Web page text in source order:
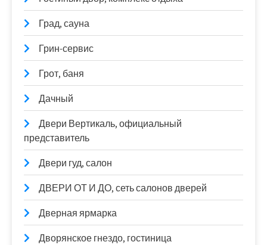
Град, сауна
Грин-сервис
Грот, баня
Дачный
Двери Вертикаль, официальный
представитель
Двери гуд, салон
ДВЕРИ ОТ И ДО, сеть салонов дверей
Дверная ярмарка
Дворянское гнездо, гостиница